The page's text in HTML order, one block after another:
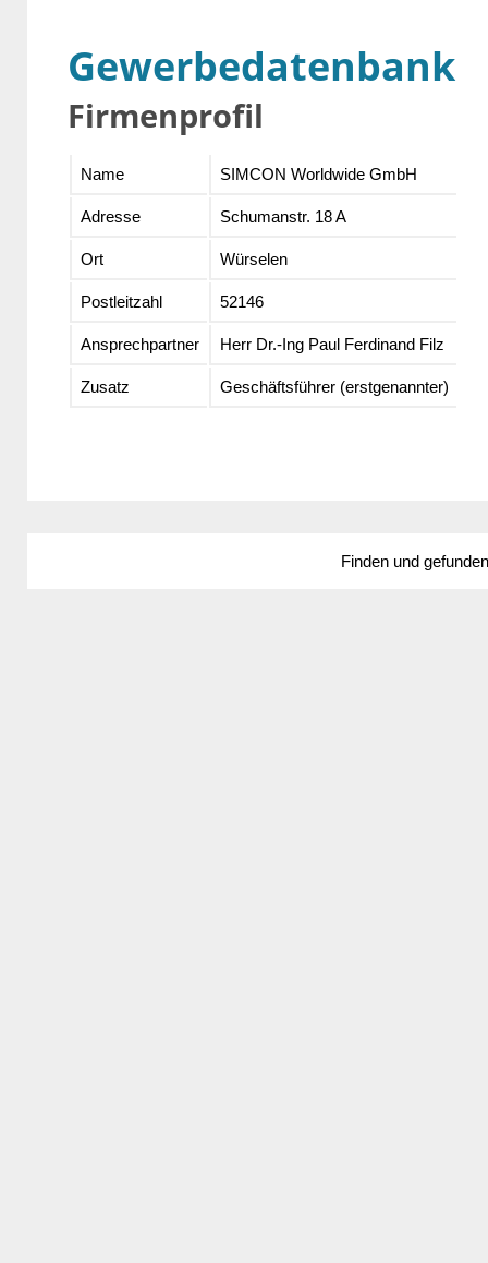
Gewerbedatenbank
Firmenprofil
Name SIMCON Worldwide GmbH
Adresse Schumanstr. 18 A
Ort Würselen
Postleitzahl 52146
Ansprechpartner Herr Dr.-Ing Paul Ferdinand Filz
Zusatz Geschäftsführer (erstgenannter)
Finden und